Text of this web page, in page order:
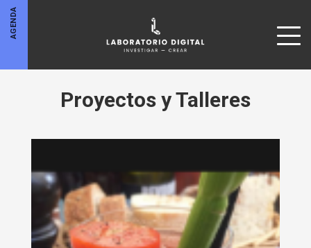
AGENDA
Proyectos y Talleres